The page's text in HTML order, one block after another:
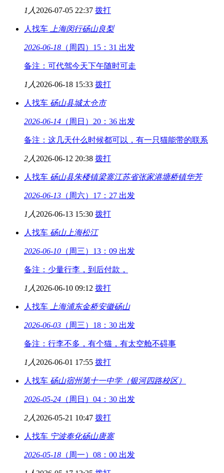
1人 2026-07-05 22:37 拨打
人找车 上海闵行砀山良梨
2026-06-18 （周四）15：31 出发
备注：可代驾今天下午随时可走
1人 2026-06-18 15:33 拨打
人找车 砀山县城太仓市
2026-06-14 （周日）20：36 出发
备注：这几天什么时候都可以，有一只猫能带的联系
2人 2026-06-12 20:38 拨打
人找车 砀山县朱楼镇梁寨江苏省张家港塘桥镇华芳
2026-06-13 （周六）17：27 出发
1人 2026-06-13 15:30 拨打
人找车 砀山上海松江
2026-06-10 （周三）13：09 出发
备注：少量行李，到后付款，
1人 2026-06-10 09:12 拨打
人找车 上海浦东金桥安徽砀山
2026-06-03 （周三）18：30 出发
备注：行李不多，有个猫，有太空舱不碍事
1人 2026-06-01 17:55 拨打
人找车 砀山宿州第十一中学（银河四路校区）
2026-05-24 （周日）04：30 出发
2人 2026-05-21 10:47 拨打
人找车 宁波奉化砀山唐寨
2026-05-18 （周一）08：00 出发